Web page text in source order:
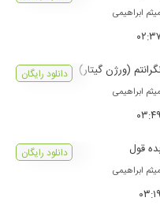
میثم ابراهیمی
(ورژن گیتار)
میثم ابراهیمی
۰۳:۴۹
دانلود رایگان
قول
میثم ابراهیمی
۰۳:۱۹
دانلود رایگان